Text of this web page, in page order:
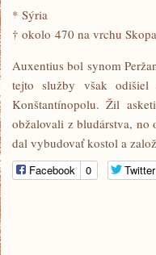
* Sýria
† okolo 470 na vrchu
Auxentius bol synom
tejto služby však
Konštantínopolu. Žil
obžalovali z bludárstva,
dal vybudovať kostol a
Facebook 0 Twitter